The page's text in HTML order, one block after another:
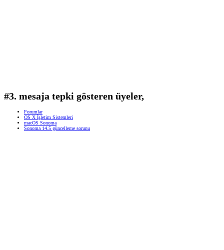
#3. mesaja tepki gösteren üyeler,
Forumlar
OS X İşletim Sistemleri
macOS Sonoma
Sonoma 14.5 güncelleme sorunu